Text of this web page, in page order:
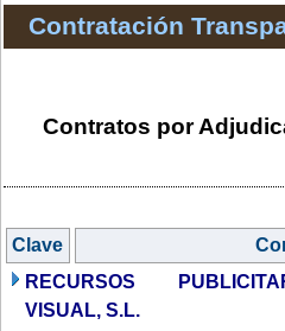
Contratación
Contratos por
Clave
RECURSOS
VISUAL, S.L.